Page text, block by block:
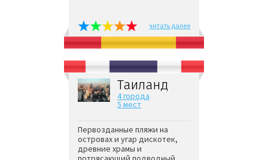
читать далее
Таиланд
4 города
5 мест
Первозданные пляжи на
островах и угар дискотек,
древние храмы и